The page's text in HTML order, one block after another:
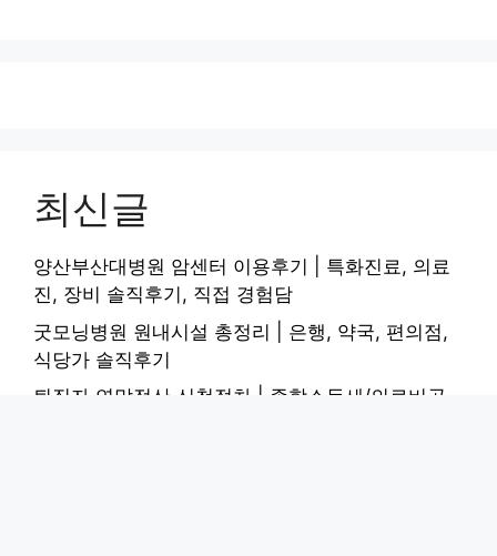
최신글
양산부산대병원 암센터 이용후기 | 특화진료, 의료
진, 장비 솔직후기, 직접 경험담
굿모닝병원 원내시설 총정리 | 은행, 약국, 편의점,
식당가 솔직후기
퇴직자 연말정산 신청절차 | 종합소득세/의료비공